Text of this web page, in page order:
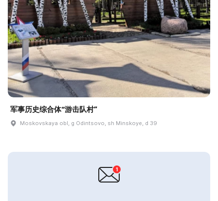
军事历史综合体“游击队村”
Moskovskaya obl, g Odintsovo, sh Minskoye, d 39